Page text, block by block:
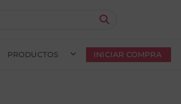
PRODUCTOS INICIAR COMPRA